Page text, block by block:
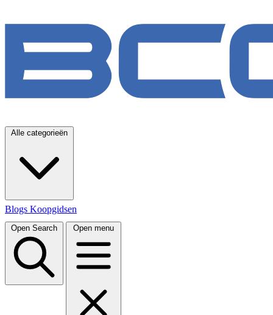
Alle categorieën
Blogs Koopgidsen
Open Search Open menu